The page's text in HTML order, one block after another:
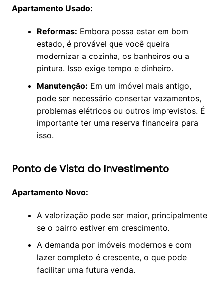
Apartamento Usado:
Reformas: Embora possa estar em bom
estado, é provável que você queira
modernizar a cozinha, os banheiros ou a
pintura. Isso exige tempo e dinheiro.
Manutenção: Em um imóvel mais antigo,
pode ser necessário consertar vazamentos,
problemas elétricos ou outros imprevistos. É
importante ter uma reserva financeira para
isso.
Ponto de Vista do Investimento
Apartamento Novo:
A valorização pode ser maior, principalmente
se o bairro estiver em crescimento.
A demanda por imóveis modernos e com
lazer completo é crescente, o que pode
facilitar uma futura venda.